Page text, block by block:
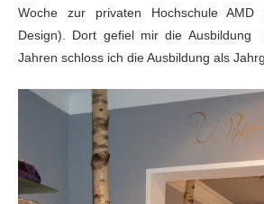
Woche zur privaten Hochschule AMD
Design). Dort gefiel mir die
Jahren schloss ich dieAusbildung als